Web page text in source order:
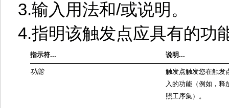
3.输入用法和/或说明。
4.指明该触发点应具有的功
指示符... 说明...
功能
触发点触发您在触发
入的功能（例如，释
照工序集）。